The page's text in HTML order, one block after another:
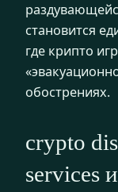
становится
где крипто
обострениях.
crypto
services